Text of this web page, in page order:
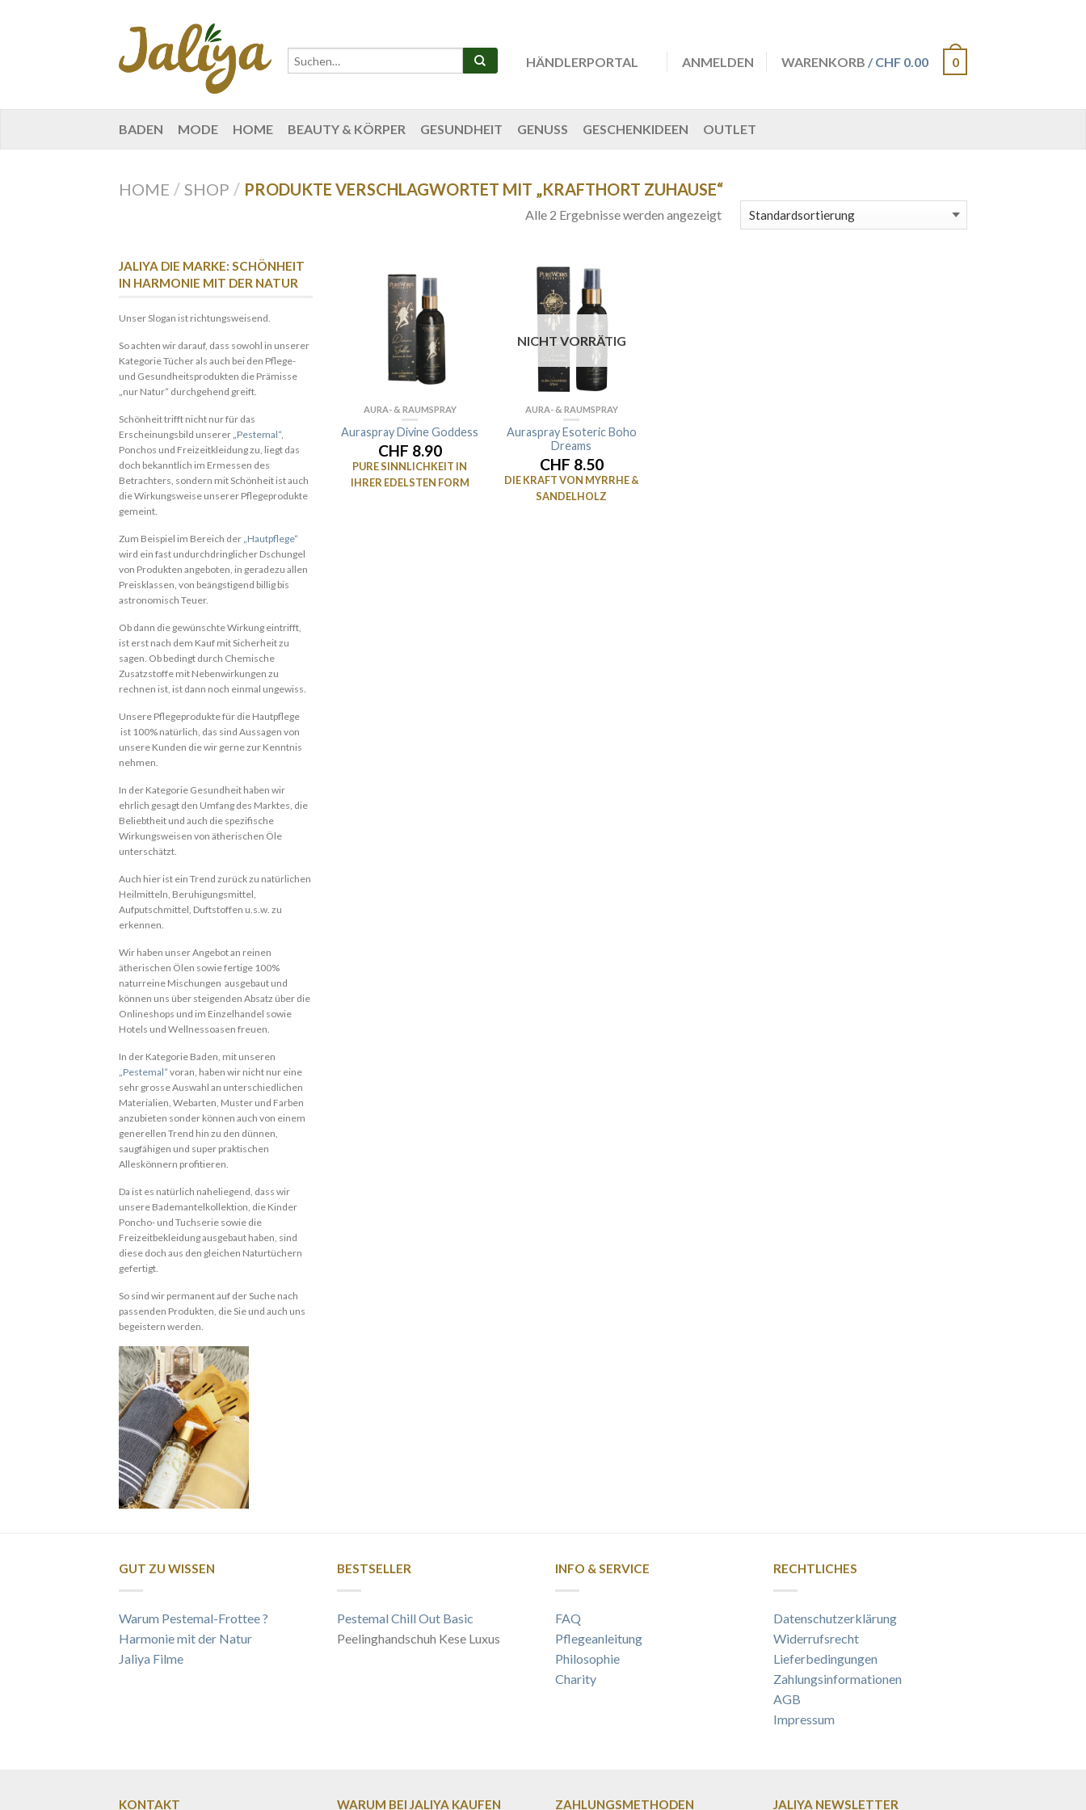
HÄNDLERPORTAL ANMELDEN WARENKORB / CHF 0.00 0
BADEN MODE HOME BEAUTY & KÖRPER GESUNDHEIT GENUSS GESCHENKIDEEN OUTLET
HOME / SHOP / PRODUKTE VERSCHLAGWORTET MIT „KRAFTHORT ZUHAUSE“
Alle 2 Ergebnisse werden angezeigt
AURA- & RAUMSPRAY
Auraspray Divine Goddess
CHF 8.90
PURE SINNLICHKEIT IN
IHRER EDELSTEN FORM
NICHT VORRÄTIG
AURA- & RAUMSPRAY
Auraspray Esoteric Boho
Dreams
CHF 8.50
DIE KRAFT VON MYRRHE &
SANDELHOLZ
JALIYA DIE MARKE: SCHÖNHEIT
IN HARMONIE MIT DER NATUR
Unser Slogan ist richtungsweisend.
So achten wir darauf, dass sowohl in unserer
Kategorie Tücher als auch bei den Pflege-
und Gesundheitsprodukten die Prämisse
„nur Natur“ durchgehend greift.
Schönheit trifft nicht nur für das
Erscheinungsbild unserer „Pestemal“,
Ponchos und Freizeitkleidung zu, liegt das
doch bekanntlich im Ermessen des
Betrachters, sondern mit Schönheit ist auch
die Wirkungsweise unserer Pflegeprodukte
gemeint.
Zum Beispiel im Bereich der „Hautpflege“
wird ein fast undurchdringlicher Dschungel
von Produkten angeboten, in geradezu allen
Preisklassen, von beängstigend billig bis
astronomisch Teuer.
Ob dann die gewünschte Wirkung eintrifft,
ist erst nach dem Kauf mit Sicherheit zu
sagen. Ob bedingt durch Chemische
Zusatzstoffe mit Nebenwirkungen zu
rechnen ist, ist dann noch einmal ungewiss.
Unsere Pflegeprodukte für die Hautpflege
ist 100% natürlich, das sind Aussagen von
unsere Kunden die wir gerne zur Kenntnis
nehmen.
In der Kategorie Gesundheit haben wir
ehrlich gesagt den Umfang des Marktes, die
Beliebtheit und auch die spezifische
Wirkungsweisen von ätherischen Öle
unterschätzt.
Auch hier ist ein Trend zurück zu natürlichen
Heilmitteln, Beruhigungsmittel,
Aufputschmittel, Duftstoffen u.s.w. zu
erkennen.
Wir haben unser Angebot an reinen
ätherischen Ölen sowie fertige 100%
naturreine Mischungen ausgebaut und
können uns über steigenden Absatz über die
Onlineshops und im Einzelhandel sowie
Hotels und Wellnessoasen freuen.
In der Kategorie Baden, mit unseren
„Pestemal“voran, haben wir nicht nur eine
sehr grosse Auswahl an unterschiedlichen
Materialien, Webarten, Muster und Farben
anzubieten sonder können auch von einem
generellen Trend hin zu den dünnen,
saugfähigen und super praktischen
Alleskönnern profitieren.
Da ist es natürlich naheliegend, dass wir
unsere Bademantelkollektion, die Kinder
Poncho- und Tuchserie sowie die
Freizeitbekleidung ausgebaut haben, sind
diese doch aus den gleichen Naturtüchern
gefertigt.
So sind wir permanent auf der Suche nach
passenden Produkten, die Sie und auch uns
begeistern werden.
GUT ZU WISSEN
Warum Pestemal-Frottee ?
Harmonie mit der Natur
Jaliya Filme
BESTSELLER
Pestemal Chill Out Basic
Peelinghandschuh Kese Luxus
INFO & SERVICE
FAQ
Pflegeanleitung
Philosophie
Charity
RECHTLICHES
Datenschutzerklärung
Widerrufsrecht
Lieferbedingungen
Zahlungsinformationen
AGB
Impressum
KONTAKT WARUM BEI JALIYA KAUFEN ZAHLUNGSMETHODEN JALIYA NEWSLETTER